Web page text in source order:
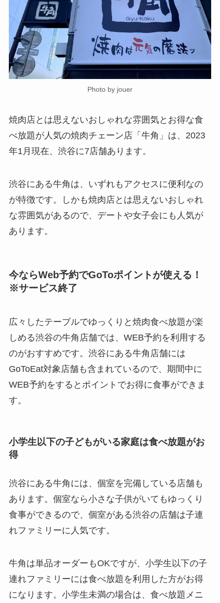
Photo by jouer
焼肉店とは思えないおしゃれな雰囲気とお得な食
べ放題が人気の焼肉チェーン店「牛角」は、2023
年1月現在、渋谷に7店舗あります。
渋谷にある牛角は、いずれもアクセスに便利なの
が特徴です。しかも焼肉店とは思えないおしゃれ
な雰囲気があるので、デートや女子会にも人気が
あります。
今ならWeb予約でGoToポイントが使える！
※サービス終了
広々したテーブルでゆっくりと焼肉食べ放題が楽
しめる渋谷の牛角店舗では、WEB予約を利用する
のがおすすめです。渋谷にある牛角店舗には
GoToEat対象店舗も含まれているので、期間中に
WEB予約をするとポイントでお得に食事ができま
す。
小学生以下の子どもがいる家庭は食べ放題がお
得
渋谷にある牛角には、個室を完備している店舗も
あります。個室なら小さな子供がいてもゆっくり
食事ができるので、個室がある渋谷の店舗は子連
れファミリーに人気です。
牛角は単品オーダーもOKですが、小学生以下の子
連れファミリーには食べ放題を利用した方がお得
になります。小学生未満の場合は、食べ放題メニ